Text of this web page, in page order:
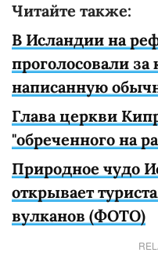
Читайте также:
В Исландии на
проголосовали
написанную
Глава церкви
"обреченного на
Природное чудо
открывает
вулканов (ФОТО)